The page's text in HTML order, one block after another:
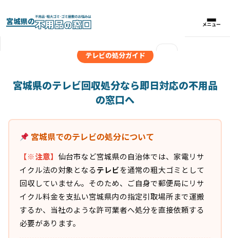
宮城県の メニュー
実績紹介
料金比較表
お客様の声
よくある質問
対応エリア
テレビの処分ガイド
宮城県のテレビ回収処分なら即日対応の不用品
の窓口へ
宮城県でのテレビの処分について
【※注意】 仙台市など宮城県の自治体では、家電リサ
イクル法の対象となるテレビを通常の粗大ゴミとして
回収していません。そのため、ご自身で郵便局にリサ
イクル料金を支払い宮城県内の指定引取場所まで運搬
するか、当社のような許可業者へ処分を直接依頼する
必要があります。